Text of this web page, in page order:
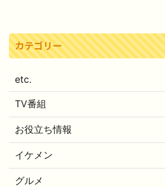
カテゴリー
etc.
TV番組
お役立ち情報
イケメン
グルメ